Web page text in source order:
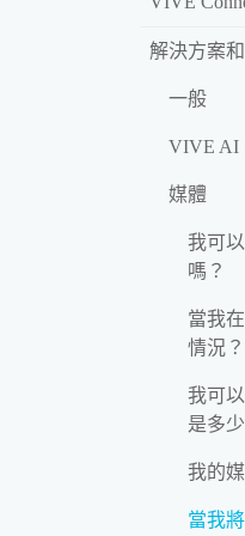
解決方案
一般
VIVE AI
媒體
我可
嗎？
當我
情況？
我可
是多
我的
當我